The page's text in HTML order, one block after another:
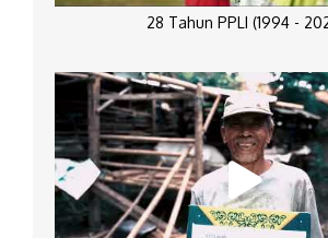
28 Tahun PPLI (1994 -